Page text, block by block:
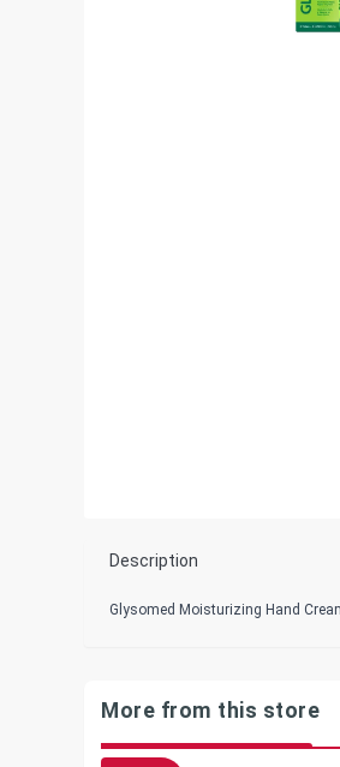
Description
Glysomed Moisturizing Hand
More from this store